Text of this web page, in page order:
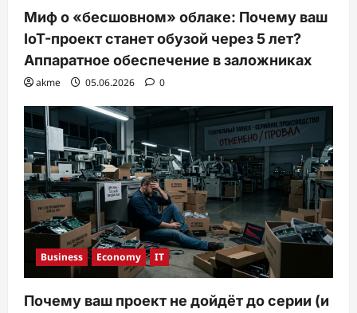
Миф о «бесшовном» облаке: Почему ваш
IoT-проект станет обузой через 5 лет?
Аппаратное обеспечение в заложниках
akme 05.06.2026 0
Business Economy IT
Почему ваш проект не дойдёт до серии (и